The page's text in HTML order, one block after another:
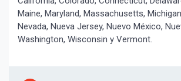
Maine, Maryland, Massachusetts,
Nevada, Nueva Jersey, Nuevo México,
Washington, Wisconsin y Vermont.